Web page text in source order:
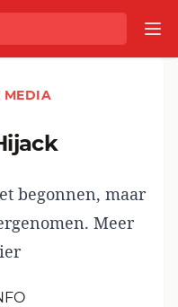
MEDIA
begonnen, maar
Meer